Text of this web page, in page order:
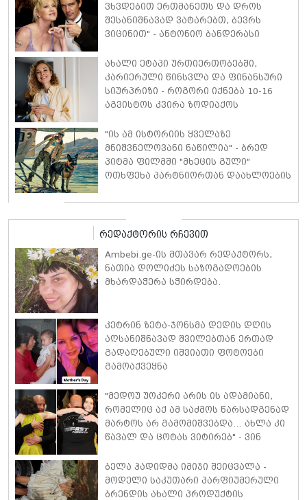
ვხვდებით ერთმანეთს და დროს
შესანიშნავად ვატარებთ, ბევრს
ვიცინით" - ანტონიო ბანდერასი
წლის შემდეგაც ის და მელანი
გრიფიტი საუკეთესო მეგობრებად
რჩებიან
ახალი ეტაპი ურთიერთობებში,
კარიერული წინსვლა და ფინანსური
სიურპრიზი - როგორი იქნება 10-16
აგვისტოს კვირა ზოდიაქოს
"ის ამ ისტორიის ყველაზე
მნიშვნელოვანი ნაწილია" - ბრედ
პიტმა ფილმში "მხეცის გული"
ოთხფეხა პარტნიორთან დაახლოების
ისაუბრა
რედაქტორის რჩევით
Ambebi.ge-ის მთავარ რედაქტორს,
ნათია დოლიძეს საზოგადოების
მხარდაჭერა სჭირდება.
კეტრინ ზეტა-ჯონსმა დედის დღის
აღსანიშნავად შვილებთან ერთად
გადაღებული იშვიათი ფოტოები
გამოაქვეყნა
"მედოუ უოკერი არის ის ადამიანი,
რომელიც აქ ამ საძმოს წარსადგენად
მარტოს არ გამომიშვებდა… ახლა კი
წავალ და ცოტას ვიტირებ" - ვინ
პოლ უოკერის ქალიშვილს ემოციური
სიტყვებით მიმართავს
ბელა ჰადიდმა იმიჯი შეიცვალა -
მოდელი საკუთარი პარფიუმერული
ბრენდის ახალი პროდუქტის